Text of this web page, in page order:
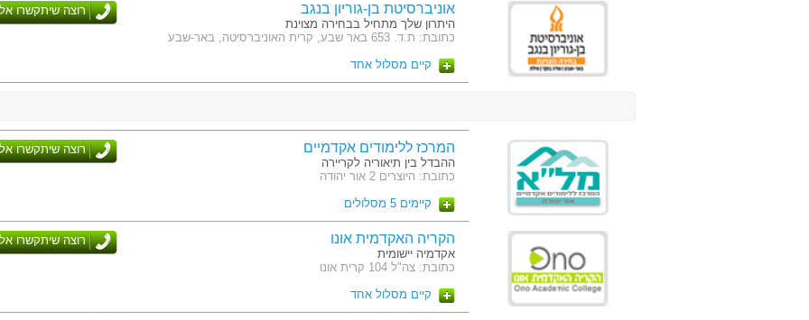
אוניברסיטת בן-גוריון בנגב
היתרון שלך מתחיל בבחירה מצוינת
כתובת: ת.ד. 653 באר שבע, קרית האוניברסיטה, באר-שבע
רוצה שיתקשרו
קיים מסלול אחד
המרכז ללימודים אקדמיים
ההבדל בין תיאוריה לקריירה
כתובת: היוצרים 2 אור יהודה
רוצה שיתקשרו
קיימים 5 מסלולים
הקריה האקדמית אונו
אקדמיה יישומית
כתובת: צה"ל 104 קרית אונו
רוצה שיתקשרו
קיים מסלול אחד